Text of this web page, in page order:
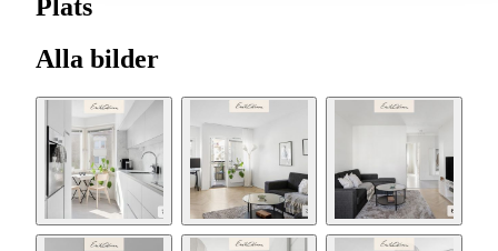
Plats
Alla bilder